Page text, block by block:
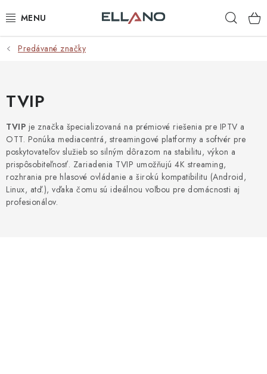
na
NOVINKY
ZÁHRADA
AUTO - MOTO - CYKLO
ROZBALENÝ TOVAR
Predávané značky
TVIP
TVIP je značka špecializovaná na prémiové riešenia pre IPTV a
OTT. Ponúka mediacentrá, streamingové platformy a softvér pre
poskytovateľov služieb so silným dôrazom na stabilitu, výkon a
prispôsobiteľnosť. Zariadenia TVIP umožňujú 4K streaming,
rozhrania pre hlasové ovládanie a širokú kompatibilitu (Android,
Linux, atď.), vďaka čomu sú ideálnou voľbou pre domácnosti aj
profesionálov.